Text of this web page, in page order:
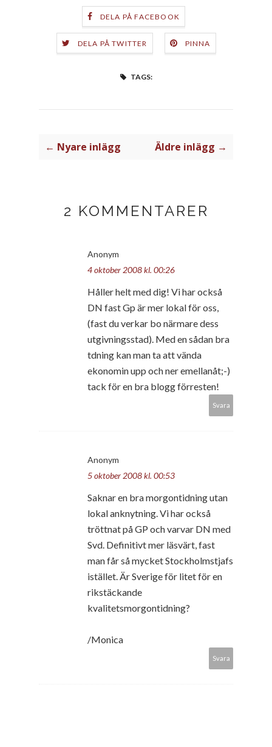
DELA PÅ FACEBOOK
DELA PÅ TWITTER PINNA
TAGS:
← Nyare inlägg Äldre inlägg →
2 KOMMENTARER
Anonym
4 oktober 2008 kl. 00:26
Håller helt med dig! Vi har också
DN fast Gp är mer lokal för oss,
(fast du verkar bo närmare dess
utgivningsstad). Med en sådan bra
tdning kan man ta att vända
ekonomin upp och ner emellanåt;-)
tack för en bra blogg förresten!
Svara
Anonym
5 oktober 2008 kl. 00:53
Saknar en bra morgontidning utan
lokal anknytning. Vi har också
tröttnat på GP och varvar DN med
Svd. Definitivt mer läsvärt, fast
man får så mycket Stockholmstjafs
istället. Är Sverige för litet för en
rikstäckande
kvalitetsmorgontidning?
/Monica
Svara